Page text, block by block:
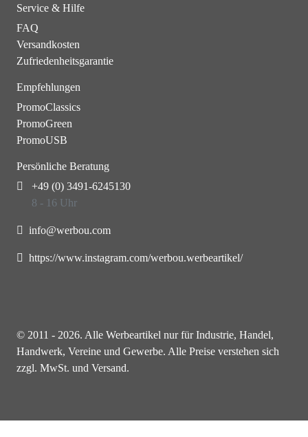
Service & Hilfe
FAQ
Versandkosten
Zufriedenheitsgarantie
Empfehlungen
PromoClassics
PromoGreen
PromoUSB
Persönliche Beratung
+49 (0) 3491-6245130
8 - 16 Uhr
info@werbou.com
https://www.instagram.com/werbou.werbeartikel/
© 2011 - 2026. Alle Werbeartikel nur für Industrie, Handel,
Handwerk, Vereine und Gewerbe. Alle Preise verstehen sich
zzgl. MwSt. und Versand.